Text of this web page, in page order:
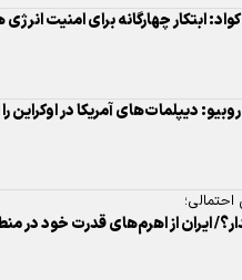
ابتکار چهارگانه برای امنیت
دیپلمات‌های آمریکا در اوکراین
احتمالی؛
ایران از اهرم‌های قدرت خود در